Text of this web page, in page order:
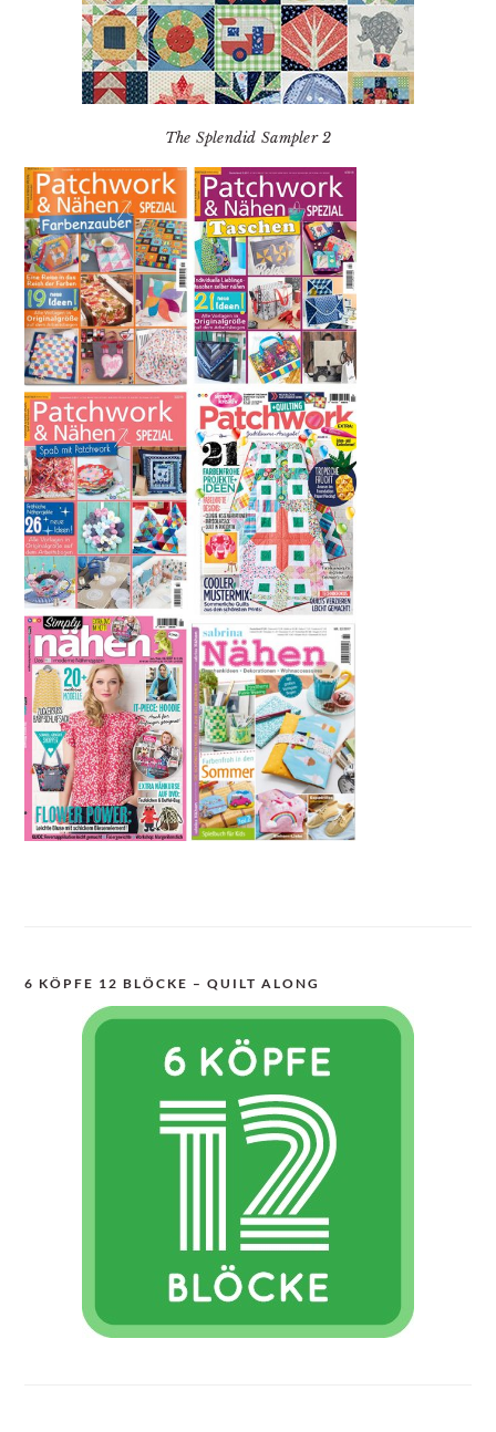
The Splendid Sampler 2
6 KÖPFE 12 BLÖCKE – QUILT ALONG